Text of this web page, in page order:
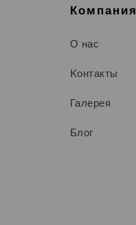
Компания
О нас
Kонтакты
Галерея
Блог